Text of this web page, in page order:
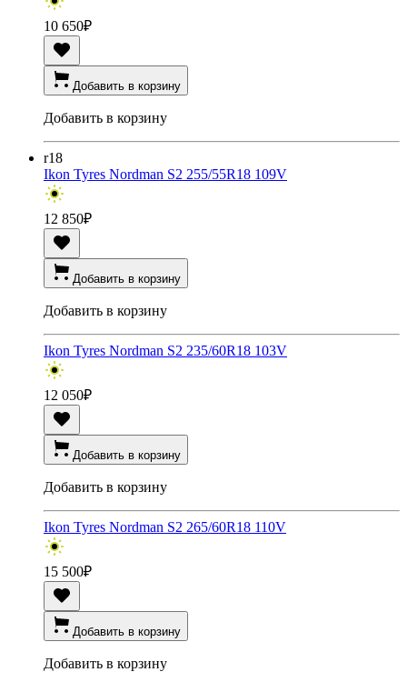
10 650₽
Добавить в корзину
Добавить в корзину
r18
Ikon Tyres Nordman S2 255/55R18 109V
12 850₽
Добавить в корзину
Добавить в корзину
Ikon Tyres Nordman S2 235/60R18 103V
12 050₽
Добавить в корзину
Добавить в корзину
Ikon Tyres Nordman S2 265/60R18 110V
15 500₽
Добавить в корзину
Добавить в корзину